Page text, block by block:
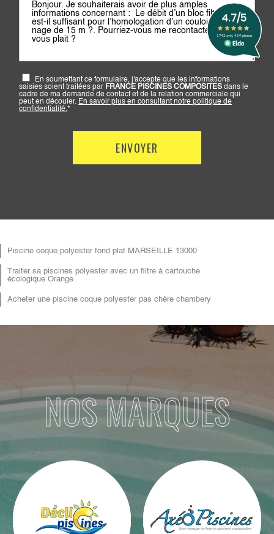
En soumettant ce formulaire, j'accepte que les informations
saisies soient traitées par FRANCE PISCINES COMPOSITES dans le
cadre de ma demande de contact et de la relation commerciale qui
peut en découler. En savoir plus en consultant notre politique de
confidentialité.*
Piscine coque polyester fond plat MARSEILLE 13000
Traiter sa piscines polyester avec un filtre à cartouche
écologique Orange
Acheter une piscine coque polyester pas chère chambery
NOS MARQUES